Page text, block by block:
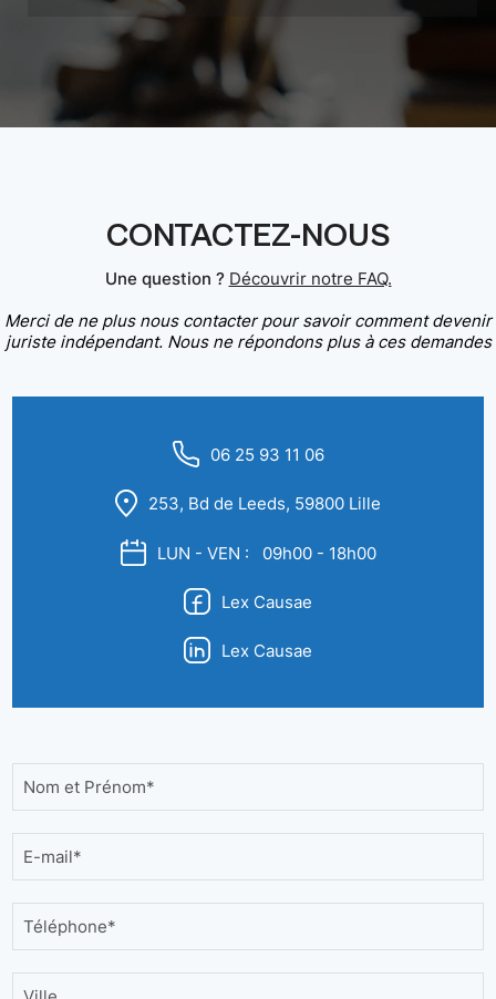
CONTACTEZ-NOUS
Une question ? Découvrir notre FAQ.
Merci de ne plus nous contacter pour savoir comment devenir
juriste indépendant. Nous ne répondons plus à ces demandes
06 25 93 11 06
253, Bd de Leeds, 59800 Lille
LUN - VEN : 09h00 - 18h00
Lex Causae
Lex Causae
Nom et Prénom*
E-mail*
Téléphone*